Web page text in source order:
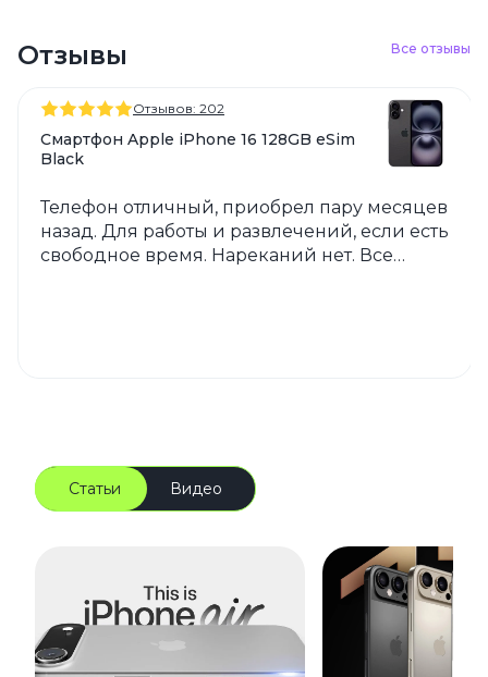
Отзывы Все отзывы
Отзывов: 202
Смартфон Apple iPhone 16 128GB eSim
Black
Телефон отличный, приобрел пару месяцев
назад. Для работы и развлечений, если есть
свободное время. Нареканий нет. Все
Статьи Видео